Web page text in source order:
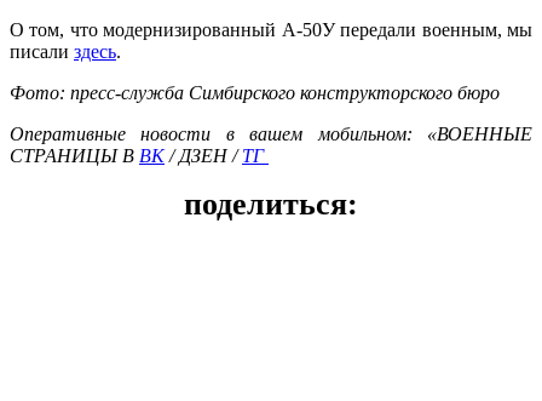
О том, что модернизированный А-50У передали военным, мы
писали здесь.
Фото: пресс-служба Симбирского конструкторского бюро
Оперативные новости в вашем мобильном: «ВОЕННЫЕ
СТРАНИЦЫ В ВК/ ДЗЕН /ТГ
поделиться: